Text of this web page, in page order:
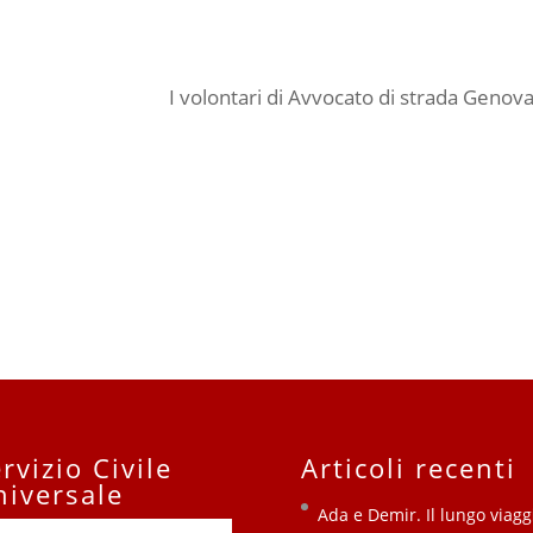
I volontari di Avvocato di strada Genova
Civile Articoli recenti
Ada e Demir. Il lungo